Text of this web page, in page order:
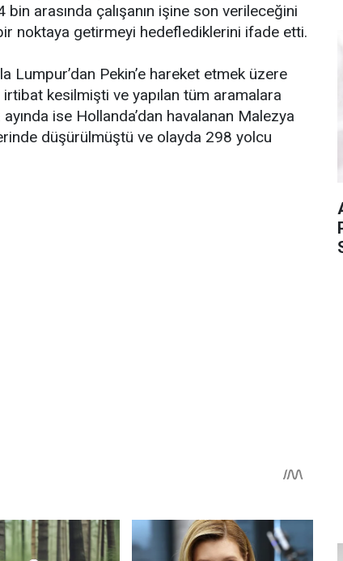
bin arasında çalışanın işine son verileceğini
noktaya getirmeyi hedeflediklerini ifade etti.
Lumpur’dan Pekin’e hareket etmek üzere
kesilmişti ve yapılan tüm aramalara
ise Hollanda’dan havalanan Malezya
düşürülmüştü ve olayda 298 yolcu